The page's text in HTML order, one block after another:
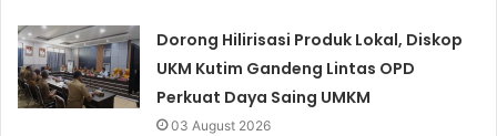
Dorong Hilirisasi Produk Lokal, Diskop
UKM Kutim Gandeng Lintas OPD
Perkuat Daya Saing UMKM
03 August 2026